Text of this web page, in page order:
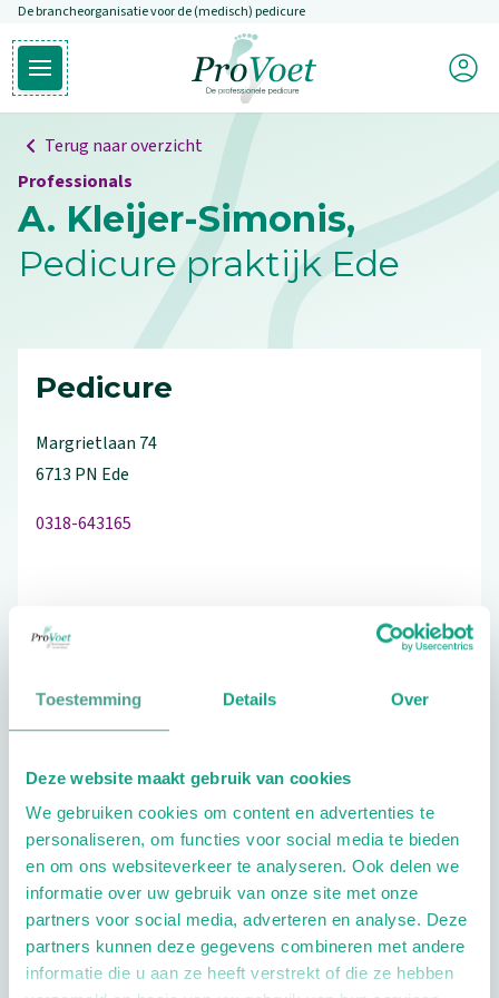
Toestemming Details Over
Deze website maakt gebruik van cookies
We gebruiken cookies om content en advertenties te
personaliseren, om functies voor social media te bieden
en om ons websiteverkeer te analyseren. Ook delen we
informatie over uw gebruik van onze site met onze
partners voor social media, adverteren en analyse. Deze
partners kunnen deze gegevens combineren met andere
informatie die u aan ze heeft verstrekt of die ze hebben
Overslaan en naar de inhoud gaan
De brancheorganisatie voor de (medisch) pedicure
Open hoofdmenu
Ga naar de homepagina
Mijn
Terug naar overzicht
Professionals
A. Kleijer-Simonis,
Pedicure praktijk Ede
Pedicure
Margrietlaan 74
6713 PN Ede
0318-643165
Aandachtsgebieden
Diabetes Reuma
Extra opties